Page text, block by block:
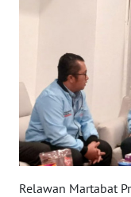
Relawan Martabat
JAMBI
WN
SULTRA
NTB